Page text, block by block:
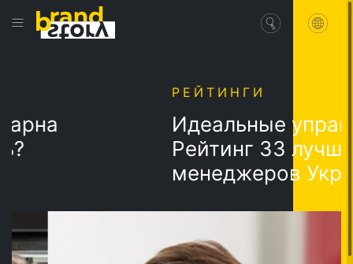
РЕЙТИНГИ
Идеальные
Рейтинг 33 лучших
менеджеров